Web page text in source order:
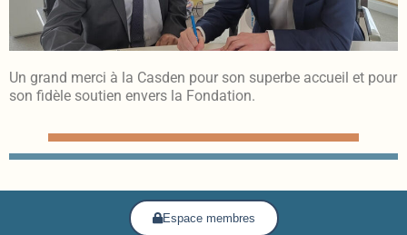
Un grand merci à la Casden pour son superbe accueil et pour
son fidèle soutien envers la Fondation.
Espace membres